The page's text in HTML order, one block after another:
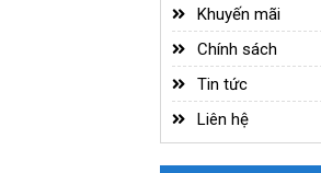
Khuyến mãi
Chính sách
Tin tức
Liên hệ